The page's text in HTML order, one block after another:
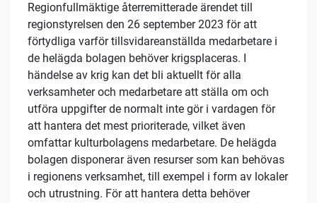
Regionfullmäktige återremitterade ärendet till
regionstyrelsen den 26 september 2023 för att
förtydliga varför tillsvidareanställda medarbetare i
de helägda bolagen behöver krigsplaceras. I
händelse av krig kan det bli aktuellt för alla
verksamheter och medarbetare att ställa om och
utföra uppgifter de normalt inte gör i vardagen för
att hantera det mest prioriterade, vilket även
omfattar kulturbolagens medarbetare. De helägda
bolagen disponerar även resurser som kan behövas
i regionens verksamhet, till exempel i form av lokaler
och utrustning. För att hantera detta behöver